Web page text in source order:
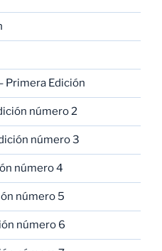
Primera Edición
número 2
número 3
número 4
número 5
número 6